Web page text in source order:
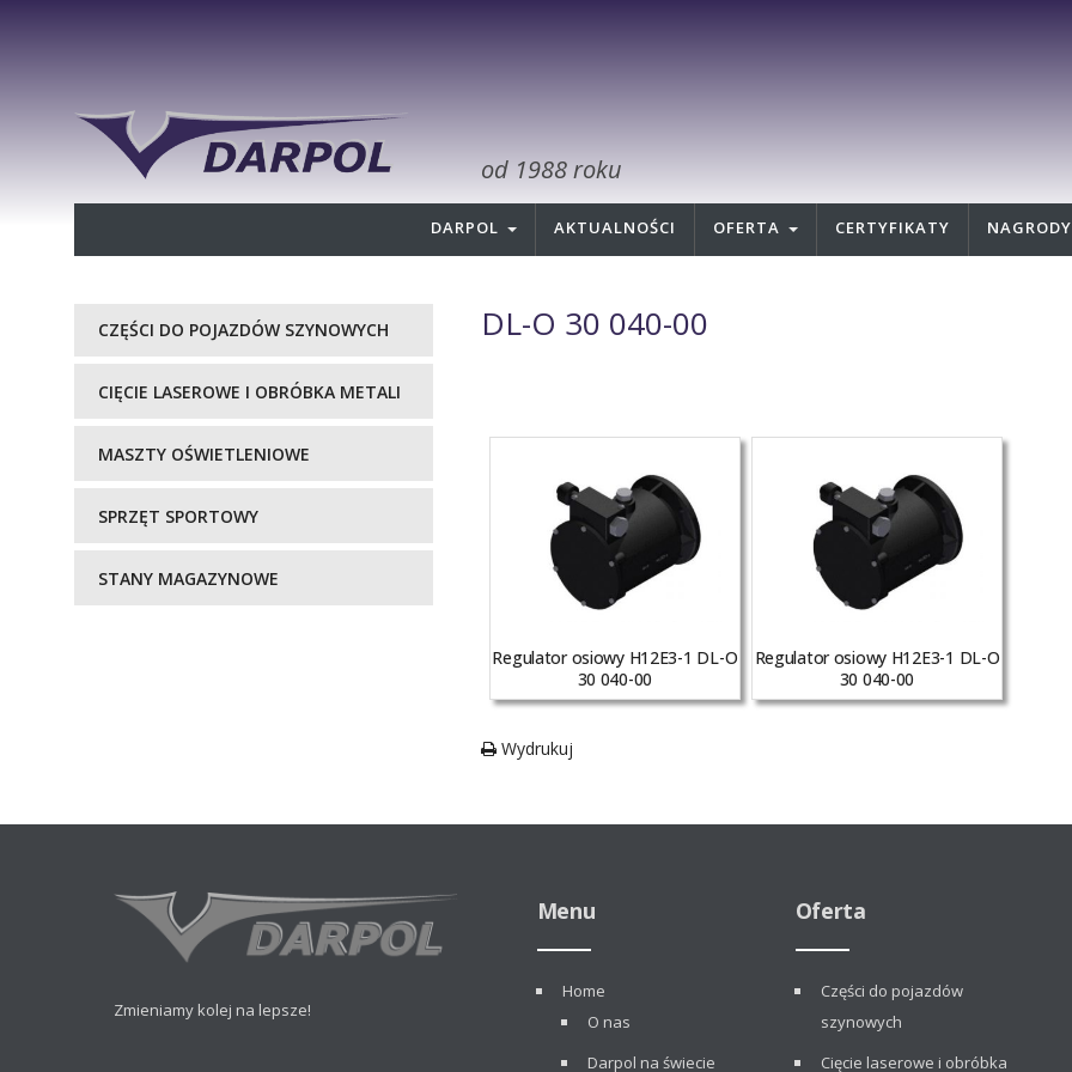
od 1988 roku
DARPOL AKTUALNOŚCI OFERTA CERTYFIKATY NAGRODY
DL-O 30 040-00
Regulator osiowy H12E3-1 DL-O
30 040-00
Regulator osiowy H12E3-1 DL-O
30 040-00
Wydrukuj
CZĘŚCI DO POJAZDÓW SZYNOWYCH
CIĘCIE LASEROWE I OBRÓBKA METALI
MASZTY OŚWIETLENIOWE
SPRZĘT SPORTOWY
STANY MAGAZYNOWE
Zmieniamy kolej na lepsze!
Menu
Home
O nas
Darpol na świecie
Oferta
Części do pojazdów
szynowych
Cięcie laserowe i obróbka